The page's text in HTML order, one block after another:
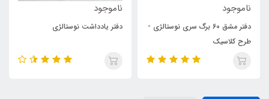
ناموجود
دفتر مشق 60 برگ سری نوستالژی -
طرح کلاسیک
ناموجود
دفتر یادداشت نوستالژی